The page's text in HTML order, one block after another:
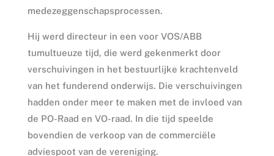
medezeggenschapsprocessen.
Hij werd directeur in een voor VOS/ABB
tumultueuze tijd, die werd gekenmerkt door
verschuivingen in het bestuurlijke krachtenveld
van het funderend onderwijs. Die verschuivingen
hadden onder meer te maken met de invloed van
de PO-Raad en VO-raad. In die tijd speelde
bovendien de verkoop van de commerciële
adviespoot van de vereniging.